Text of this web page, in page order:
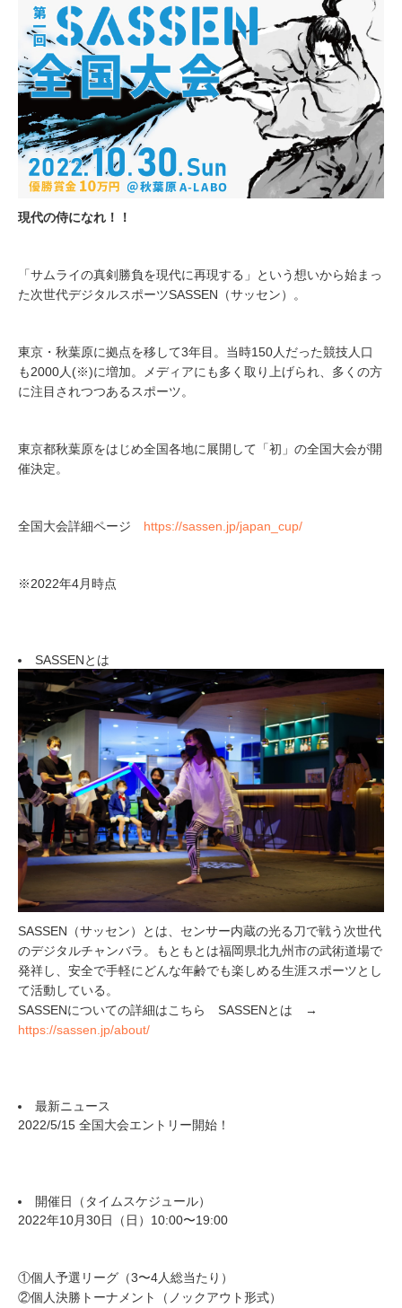
現代の侍になれ！！
「サムライの真剣勝負を現代に再現する」という想いから始まっ
た次世代デジタルスポーツSASSEN（サッセン）。
東京・秋葉原に拠点を移して3年目。当時150人だった競技人口
も2000人(※)に増加。メディアにも多く取り上げられ、多くの方
に注目されつつあるスポーツ。
東京都秋葉原をはじめ全国各地に展開して「初」の全国大会が開
催決定。
全国大会詳細ページ https://sassen.jp/japan_cup/
※2022年4月時点
SASSENとは
SASSEN（サッセン）とは、センサー内蔵の光る刀で戦う次世代
のデジタルチャンバラ。もともとは福岡県北九州市の武術道場で
発祥し、安全で手軽にどんな年齢でも楽しめる生涯スポーツとし
て活動している。
SASSENについての詳細はこちら SASSENとは →
https://sassen.jp/about/
最新ニュース
2022/5/15 全国大会エントリー開始！
開催日（タイムスケジュール）
2022年10月30日（日）10:00〜19:00
①個人予選リーグ（3〜4人総当たり）
②個人決勝トーナメント（ノックアウト形式）